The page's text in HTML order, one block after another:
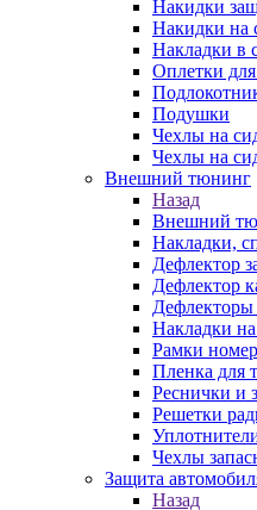
Накидки
Накидки на
Накладки в
Оплетки
Подушки
Чехлы на
Чехлы на
Внешний тюнинг
Назад
Внешний
Накладки,
Дефлектор
Дефлектор
Дефлекторы
Накладки
Рамки
Пленка для
Реснички и
Решетки
Чехлы
Защита
Назад